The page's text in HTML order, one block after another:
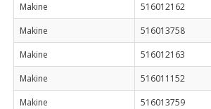
Makine
516012162
Makine
516013758
Makine
516012163
Makine
516011152
Makine
516013759